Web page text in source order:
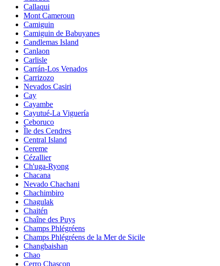
Callaqui
Mont Cameroun
Camiguin
Camiguin de Babuyanes
Candlemas Island
Canlaon
Carlisle
Carrán-Los Venados
Carrizozo
Nevados Casiri
Cay
Cayambe
Cayutué-La Viguería
Ceboruco
Île des Cendres
Central Island
Cereme
Cézallier
Ch'uga-Ryong
Chacana
Nevado Chachani
Chachimbiro
Chagulak
Chaitén
Chaîne des Puys
Champs Phlégréens
Champs Phlégréens de la Mer de Sicile
Changbaishan
Chao
Cerro Chascon